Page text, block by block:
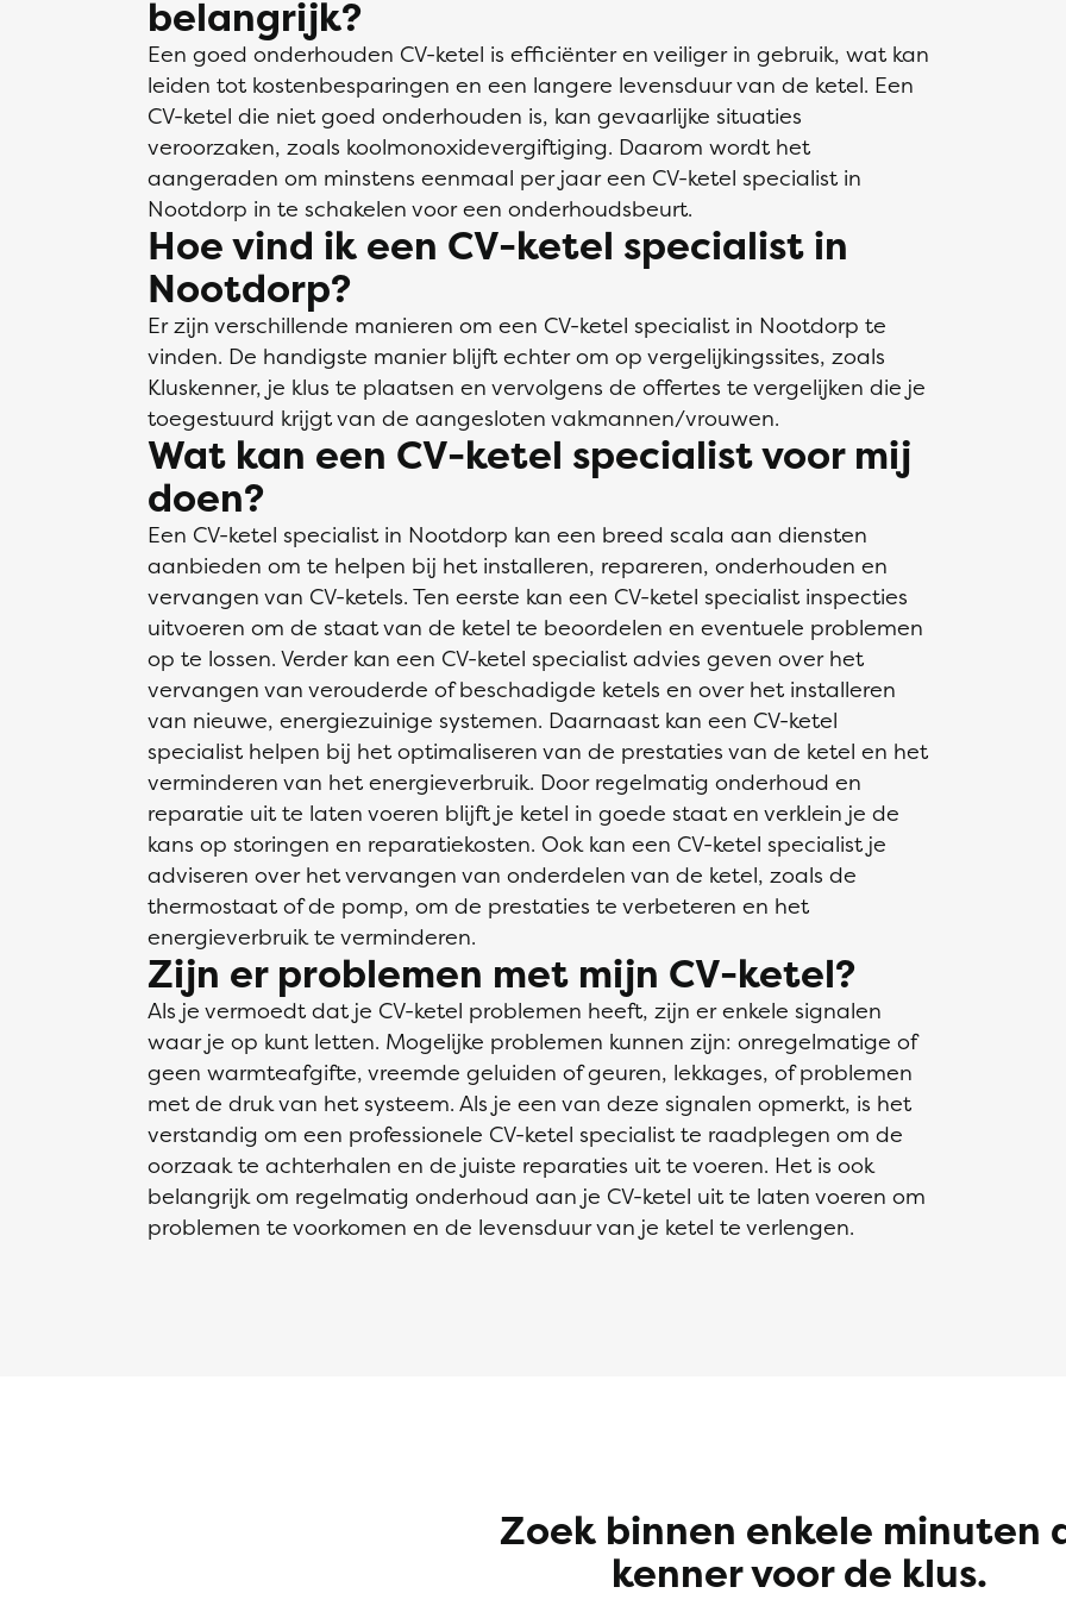
belangrijk?
Een goed onderhouden CV-ketel is efficiënter en veiliger in gebruik, wat kan
leiden tot kostenbesparingen en een langere levensduur van de ketel. Een
CV-ketel die niet goed onderhouden is, kan gevaarlijke situaties
veroorzaken, zoals koolmonoxidevergiftiging. Daarom wordt het
aangeraden om minstens eenmaal per jaar een CV-ketel specialist in
Nootdorp in te schakelen voor een onderhoudsbeurt.
Hoe vind ik een CV-ketel specialist in
Nootdorp?
Er zijn verschillende manieren om een CV-ketel specialist in Nootdorp te
vinden. De handigste manier blijft echter om op vergelijkingssites, zoals
Kluskenner, je klus te plaatsen en vervolgens de offertes te vergelijken die je
toegestuurd krijgt van de aangesloten vakmannen/vrouwen.
Wat kan een CV-ketel specialist voor mij
doen?
Een CV-ketel specialist in Nootdorp kan een breed scala aan diensten
aanbieden om te helpen bij het installeren, repareren, onderhouden en
vervangen van CV-ketels. Ten eerste kan een CV-ketel specialist inspecties
uitvoeren om de staat van de ketel te beoordelen en eventuele problemen
op te lossen. Verder kan een CV-ketel specialist advies geven over het
vervangen van verouderde of beschadigde ketels en over het installeren
van nieuwe, energiezuinige systemen. Daarnaast kan een CV-ketel
specialist helpen bij het optimaliseren van de prestaties van de ketel en het
verminderen van het energieverbruik. Door regelmatig onderhoud en
reparatie uit te laten voeren blijft je ketel in goede staat en verklein je de
kans op storingen en reparatiekosten. Ook kan een CV-ketel specialist je
adviseren over het vervangen van onderdelen van de ketel, zoals de
thermostaat of de pomp, om de prestaties te verbeteren en het
energieverbruik te verminderen.
Zijn er problemen met mijn CV-ketel?
Als je vermoedt dat je CV-ketel problemen heeft, zijn er enkele signalen
waar je op kunt letten. Mogelijke problemen kunnen zijn: onregelmatige of
geen warmteafgifte, vreemde geluiden of geuren, lekkages, of problemen
met de druk van het systeem. Als je een van deze signalen opmerkt, is het
verstandig om een professionele CV-ketel specialist te raadplegen om de
oorzaak te achterhalen en de juiste reparaties uit te voeren. Het is ook
belangrijk om regelmatig onderhoud aan je CV-ketel uit te laten voeren om
problemen te voorkomen en de levensduur van je ketel te verlengen.
Zoek binnen enkele minuten
kenner voor de klus.